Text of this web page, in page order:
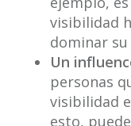
visibilidad
dominar
Un
personas
visibilidad
esto,